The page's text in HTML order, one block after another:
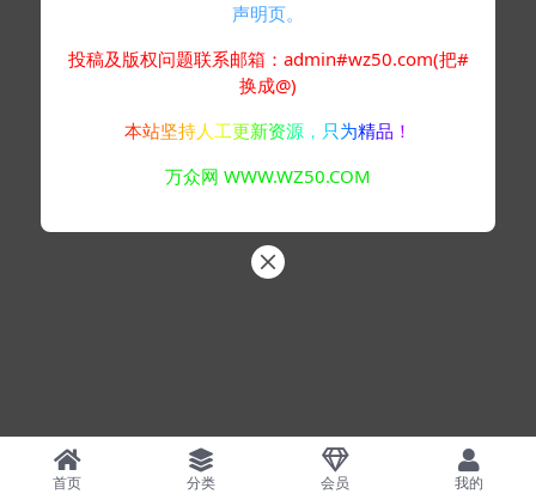
首页 分类 会员 我的
声明页。
投稿及版权问题联系邮箱：admin#wz50.com(把#
换成@)
本站坚持人工更新资源，只为精品！
万众网 WWW.WZ50.COM